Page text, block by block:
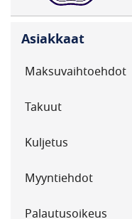
Asiakkaat
Maksuvaihtoehdot
Takuut
Kuljetus
Myyntiehdot
Palautusoikeus